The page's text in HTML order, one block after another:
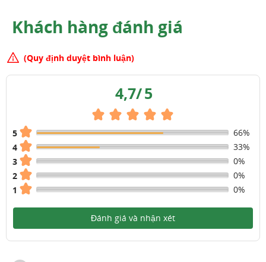
Khách hàng đánh giá
(Quy định duyệt bình luận)
4,7/5
5
66%
4
33%
3
0%
2
0%
1
0%
Đánh giá và nhận xét